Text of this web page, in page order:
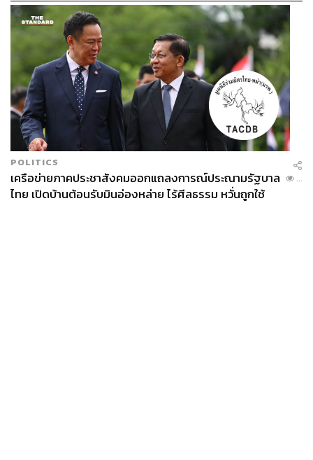
POLITICS
เครือข่ายภาคประชาสังคมออกแถลงการณ์ประณามรัฐบาล
ไทย เปิดบ้านต้อนรับมินอ่องหล่าย ไร้ศีลธรรม หวั่นถูกใช้
...